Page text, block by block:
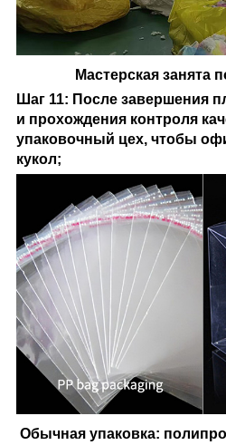
Мастерская занята
Шаг 11: После завершения
и прохождения контроля
упаковочный цех, чтобы
кукол;
Обычная упаковка: